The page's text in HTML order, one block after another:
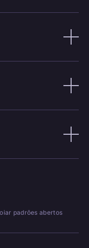
padrões abertos